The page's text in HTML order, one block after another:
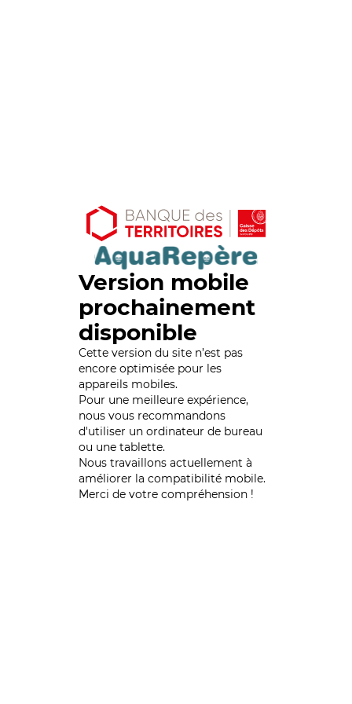
Version mobile
prochainement
disponible
Cette version du site n’est pas
encore optimisée pour les
appareils mobiles.
Pour une meilleure expérience,
nous vous recommandons
d'utiliser un ordinateur de bureau
ou une tablette.
Nous travaillons actuellement à
améliorer la compatibilité mobile.
Merci de votre compréhension !